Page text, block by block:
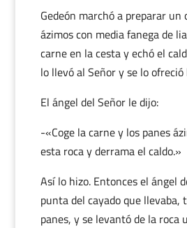
Gedeón marchó a preparar
ázimos con media fanega de
carne en la cesta y echó el
lo llevó al Señor y se lo
El ángel del Señor le dijo:
-«Coge la carne y los panes
esta roca y derrama el caldo.»
Así lo hizo. Entonces el ángel
punta del cayado que llevaba,
panes, y se levantó de la roca